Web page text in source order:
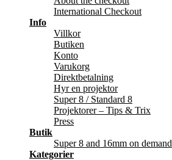
International Checkout
Info
Villkor
Butiken
Konto
Varukorg
Direktbetalning
Hyr en projektor
Super 8 / Standard 8
Projektorer – Tips & Trix
Press
Butik
Super 8 and 16mm on demand
Kategorier